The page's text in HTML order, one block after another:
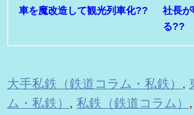
車を魔改造して観光列車化??
社長
る??
大手私鉄（鉄道コラム・私鉄） ,
ム・私鉄） , 私鉄（鉄道コラム） ,